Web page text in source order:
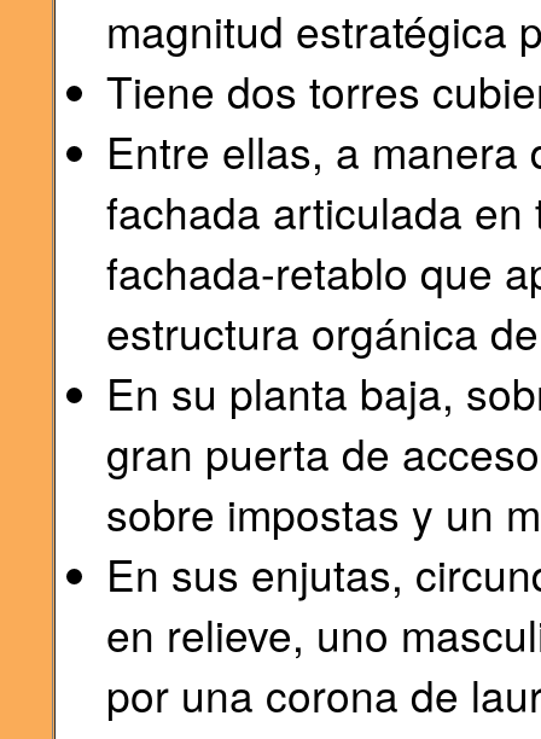
magnitud estratégica
Tiene dos torres
Entre ellas, a manera
fachada articulada
fachada-retablo que
estructura orgánica
En su planta baja,
gran puerta de
sobre impostas y un
En sus enjutas,
en relieve, uno
por una corona de